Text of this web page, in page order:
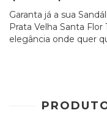
Garanta já a sua
Prata Velha Santa
elegância onde quer